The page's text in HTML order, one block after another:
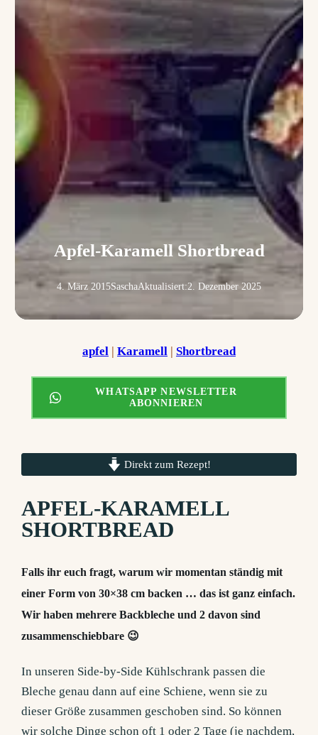
Apfel-Karamell Shortbread
4. März 2015SaschaAktualisiert:2. Dezember 2025
apfel | Karamell | Shortbread
WHATSAPP NEWSLETTER
ABONNIEREN
Direkt zum Rezept!
APFEL-KARAMELL
SHORTBREAD
Falls ihr euch fragt, warum wir momentan ständig mit
einer Form von 30×38 cm backen … das ist ganz einfach.
Wir haben mehrere Backbleche und 2 davon sind
zusammenschiebbare 😉
In unseren Side-by-Side Kühlschrank passen die
Bleche genau dann auf eine Schiene, wenn sie zu
dieser Größe zusammen geschoben sind. So können
wir solche Dinge schon oft 1 oder 2 Tage (je nachdem,